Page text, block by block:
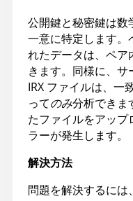
公開鍵と秘密鍵は数
一意に特定します。
れたデータは、ペア
きます。同様に、
IRX ファイルは、一
ってのみ分析できま
たファイルをアッ
ラーが発生します。
解決方法
問題を解決するには